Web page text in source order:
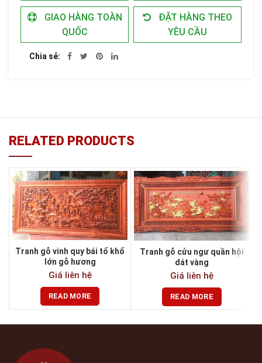
GIAO HÀNG TOÀN
QUỐC
ĐẶT HÀNG THEO
YÊU CẦU
Chia sẻ
RELATED PRODUCTS
Tranh gỗ vinh quy bái tổ khổ
lớn gỗ hương
Giá liên hệ
READ MORE
Tranh gỗ cửu ngư quần hội
dát vàng
Giá liên hệ
READ MORE